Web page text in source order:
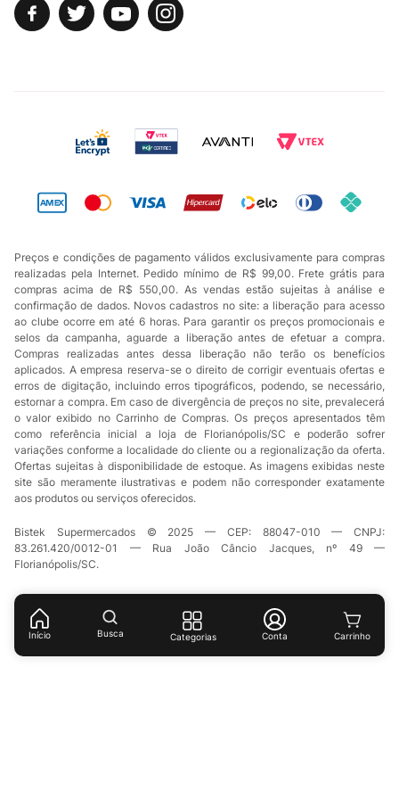
Início Busca Categorias Conta
Preços e condições de pagamento válidos exclusivamente para compras
realizadas pela Internet. Pedido mínimo de R$ 99,00. Frete grátis para
compras acima de R$ 550,00. As vendas estão sujeitas à análise e
confirmação de dados. Novos cadastros no site: a liberação para acesso
ao clube ocorre em até 6 horas. Para garantir os preços promocionais e
selos da campanha, aguarde a liberação antes de efetuar a compra.
Compras realizadas antes dessa liberação não terão os benefícios
aplicados. A empresa reserva-se o direito de corrigir eventuais ofertas e
erros de digitação, incluindo erros tipográficos, podendo, se necessário,
estornar a compra. Em caso de divergência de preços no site, prevalecerá
o valor exibido no Carrinho de Compras. Os preços apresentados têm
como referência inicial a loja de Florianópolis/SC e poderão sofrer
variações conforme a localidade do cliente ou a regionalização da oferta.
Ofertas sujeitas à disponibilidade de estoque. As imagens exibidas neste
site são meramente ilustrativas e podem não corresponder exatamente
aos produtos ou serviços oferecidos.
Bistek Supermercados © 2025 — CEP: 88047-010 — CNPJ:
83.261.420/0012-01 — Rua João Câncio Jacques, nº 49 —
Florianópolis/SC.